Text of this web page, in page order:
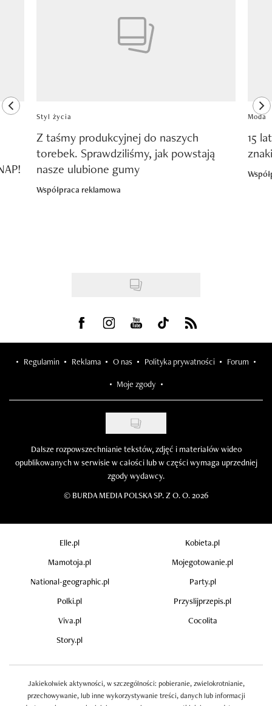
previous element
Styl życia
Z taśmy produkcyjnej do naszych
torebek. Sprawdziliśmy, jak powstają
nasze ulubione gumy
Współpraca reklamowa
Moda
15
Visit us on Facebook
Visit us on Instagram
Visit us on Youtube
Visit us on Tiktok
Visit us on Rss
Regulamin Reklama O nas Polityka prywatności Forum
Moje zgody
Dalsze rozpowszechnianie tekstów, zdjęć i materiałów wideo
opublikowanych w serwisie w całości lub w części wymaga uprzedniej
zgody wydawcy.
© BURDA MEDIA POLSKA SP. Z O. O. 2026
Elle.pl
Kobieta.pl
Mamotoja.pl
Mojegotowanie.pl
National-geographic.pl
Party.pl
Polki.pl
Przyslijprzepis.pl
Viva.pl
Cocolita
Story.pl
Jakiekolwiek aktywności, w szczególności: pobieranie, zwielokrotnianie,
przechowywanie, lub inne wykorzystywanie treści, danych lub informacji